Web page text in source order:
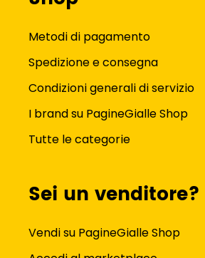
Metodi di pagamento
Spedizione e consegna
Condizioni generali di servizio
I brand su PagineGialle Shop
Tutte le categorie
Sei un venditore?
Vendi su PagineGialle Shop